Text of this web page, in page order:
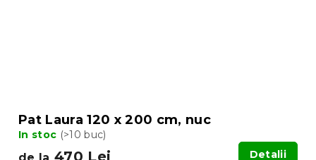
Pat Laura 120 x 200 cm, nuc
In stoc (>10 buc)
de la 470 Lei Detalii